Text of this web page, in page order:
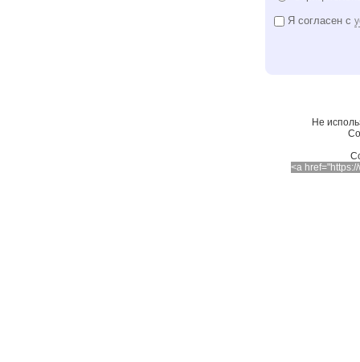
Я согласен с
Не
<a